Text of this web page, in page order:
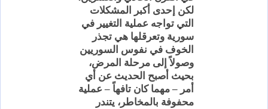
لكن إحدى أكبر المشكلات
التي تواجه عملية التغيير في
سورية وتعرقلها هيتجذر
الخوف في نفوس السوريين
وصولاً إلى مرحلة المرض،
بحيث أصبح الحديث عن أي
أمر – مهما كان تافهاً – عملية
محفوفة بالمخاطر، يتندر